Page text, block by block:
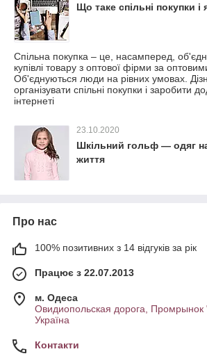
Що таке спільні покупки
Спільна покупка – це, насамперед,
купівлі товару з оптової фірми за
Об'єднуються люди на рівних умовах.
організувати спільні покупки і заробити
інтернеті
23.10.2020
Шкільний гольф — одяг
життя
Про нас
100% позитивних з 14 відгуків за рік
Працює з 22.07.2013
м. Одеса
Овидиопольская дорога, Промрынок
Україна
Контакти